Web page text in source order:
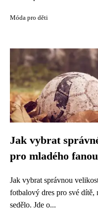
Móda pro děti
Jak vybrat
pro mladého
Jak vybrat správnou
fotbalový dres pro své dítě,
sedělo. Jde o...